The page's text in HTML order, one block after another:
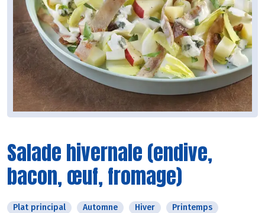
Salade hivernale (endive,
bacon, œuf, fromage)
Plat principal Automne Hiver Printemps